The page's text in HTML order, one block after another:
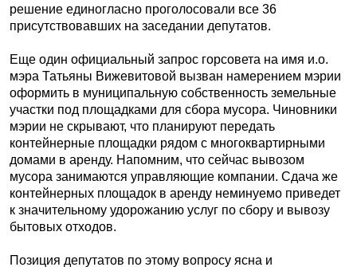
решение единогласно проголосовали все 36
присутствовавших на заседании депутатов.
Еще один официальный запрос горсовета на имя и.о.
мэра Татьяны Вижевитовой вызван намерением мэрии
оформить в муниципальную собственность земельные
участки под площадками для сбора мусора. Чиновники
мэрии не скрывают, что планируют передать
контейнерные площадки рядом с многоквартирными
домами в аренду. Напомним, что сейчас вывозом
мусора занимаются управляющие компании. Сдача же
контейнерных площадок в аренду неминуемо приведет
к значительному удорожанию услуг по сбору и вывозу
бытовых отходов.
Позиция депутатов по этому вопросу ясна и